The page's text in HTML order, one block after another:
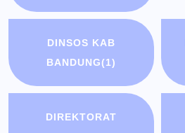
DINSOS KAB
BANDUNG(1)
DIREKTORAT